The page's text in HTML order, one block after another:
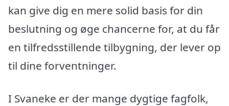
kan give dig en mere solid basis for din
beslutning og øge chancerne for, at du får
en tilfredsstillende tilbygning, der lever op
til dine forventninger.
I Svaneke er der mange dygtige fagfolk,